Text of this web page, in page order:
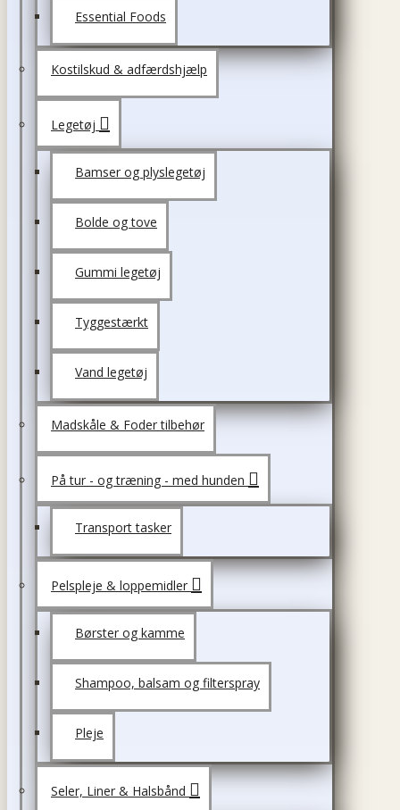
Essential Foods
Kostilskud & adfærdshjælp
Legetøj
Bamser og plyslegetøj
Bolde og tove
Gummi legetøj
Tyggestærkt
Vand legetøj
Madskåle & Foder tilbehør
På tur - og træning - med hunden
Transport tasker
Pelspleje & loppemidler
Børster og kamme
Shampoo, balsam og filterspray
Pleje
Seler, Liner & Halsbånd